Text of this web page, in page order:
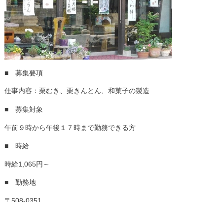
■ 募集要項
仕事内容：栗むき、栗きんとん、和菓子の製造
■ 募集対象
午前９時から午後１７時まで勤務できる方
■ 時給
時給1,065円～
■ 勤務地